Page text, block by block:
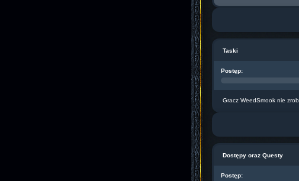
Taski
Postęp:
Gracz WeedSmook nie
Dostępy oraz Questy
Postęp: